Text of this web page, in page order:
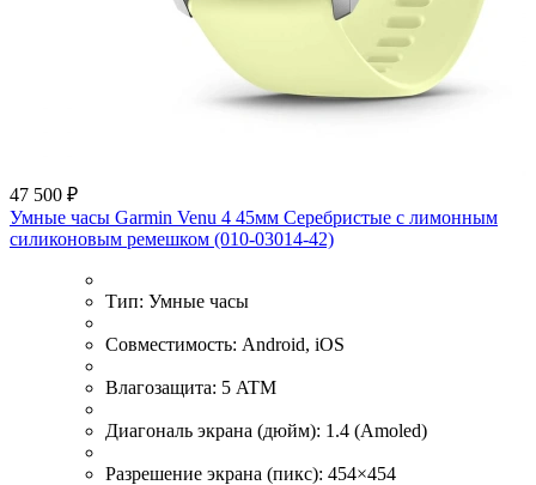
47 500 ₽
Умные часы Garmin Venu 4 45мм Серебристые с лимонным
силиконовым ремешком (010-03014-42)
Тип: Умные часы
Совместимость: Android, iOS
Влагозащита: 5 ATM
Диагональ экрана (дюйм): 1.4 (Amoled)
Разрешение экрана (пикс): 454×454